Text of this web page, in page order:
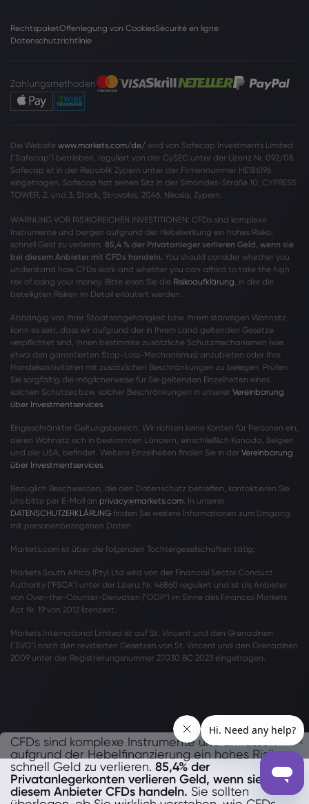
CFDs sind komplexe Instrumente und umfassen
aufgrund der Hebelfinanzierung ein hohes Risiko,
schnell Geld zu verlieren. 85,4% der
Privatanlegerkonten verlieren Geld, wenn sie mit
diesem Anbieter CFDs handeln. Sie sollten
RechtspaketOffenlegung von CookiesSécurité en ligne
Datenschutzrichtlinie
Zahlungsmethoden
Die Website www.markets.com/de/ wird von Safecap Investments Limited
("Safecap") betrieben, reguliert von der CySEC unter der Lizenz Nr. 092/08.
Safecap ist in der Republik Zypern unter der Firmennummer HE186196
eingetragen. Safecap hat seinen Sitz in der Simonides-Straße 10, CYPRESS
TOWER, 2. und 3. Stock, Strovolos, 2046, Nikosia, Zypern.
WARNUNG VOR RISIKOREICHEN INVESTITIONEN: CFDs sind komplexe
Instrumente und bergen aufgrund der Hebelwirkung ein hohes Risiko,
schnell Geld zu verlieren. 85,4 % der Privatanleger verlieren Geld, wenn sie
bei diesem Anbieter mit CFDs handeln. You should consider whether you
understand how CFDs work and whether you can afford to take the high
risk of losing your money. Bitte lesen Sie die Risikoaufklärung, in der die
beteiligten Risiken im Detail erläutert werden.
Abhängig von Ihrer Staatsangehörigkeit bzw. Ihrem ständigen Wohnsitz
kann es sein, dass wir aufgrund der in Ihrem Land geltenden Gesetze
verpflichtet sind, Ihnen bestimmte zusätzliche Schutzmechanismen (wie
etwa den garantierten Stop-Loss-Mechanismus) anzubieten oder Ihre
Handelsaktivitäten mit zusätzlichen Beschränkungen zu belegen. Prüfen
Sie sorgfältig die möglicherweise für Sie geltenden Einzelheiten eines
solchen Schutzes bzw. solcher Beschränkungen in unserer Vereinbarung
über Investmentservices.
Eingeschränkter Geltungsbereich: Wir richten keine Konten für Personen ein,
deren Wohnsitz sich in bestimmten Ländern, einschließlich Kanada, Belgien
und der USA, befindet. Weitere Einzelheiten finden Sie in der Vereinbarung
über Investmentservices.
Bezüglich Beschwerden, die den Datenschutz betreffen, kontaktieren Sie
uns bitte per E-Mail an privacy@markets.com. In unserer
DATENSCHUTZERKLÄRUNG finden Sie weitere Informationen zum Umgang
mit personenbezogenen Daten.
Markets.com ist über die folgenden Tochtergesellschaften tätig:
Markets South Africa (Pty) Ltd wird von der Financial Sector Conduct
Authority ("FSCA") unter der Lizenz Nr. 46860 reguliert und ist als Anbieter
von Over-the-Counter-Derivaten ("ODP") im Sinne des Financial Markets
Act Nr. 19 von 2012 lizenziert.
Markets International Limited ist auf St. Vincent und den Grenadinen
("SVG") nach den revidierten Gesetzen von St. Vincent und den Grenadinen
2009 unter der Registrierungsnummer 27030 BC 2023 eingetragen.